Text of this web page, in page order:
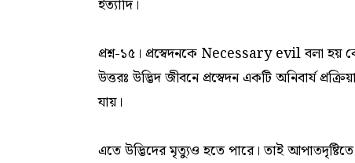
ইত্যাদি।
প্রশ্ন-১৫। প্রস্বেদনকে Necessary evil বলা হয়
উত্তরঃ উদ্ভিদ জীবনে প্রস্বেদন একটি অনিবার্য
যায়।
এতে উদ্ভিদের মৃত্যুও হতে পারে। তাই